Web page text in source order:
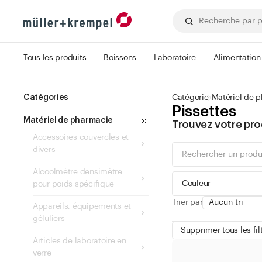
Tous les produits Boissons Laboratoire Alimentation
Catégories
Matériel de pharmacie
Accessoires couvercles et
divers
Alcoolmètre densimètre
pour poids spécifique
Appareils, équipements et
géluliers
Articles de laboratoire en
verre
Catégorie Matériel de
Pissettes
Trouvez votre
Couleur
Trier par
Supprimer tous les